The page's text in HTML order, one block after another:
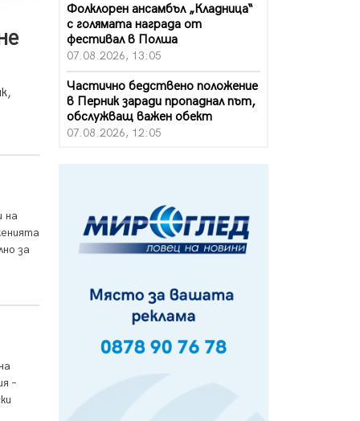
на
за
–
Фолклорен ансамбъл „Кладница“
с голямата награда от
фестивал в Полша
07.08.2026, 13:05
Частично бедствено положение
в Перник заради пропаднал път,
обслужващ важен обект
07.08.2026, 12:05
Първите крачки в помощ на
пенсионерите в Перник, вече са
факт
Пак ограничават камионите по
магистралите в петък и неделя.
07.08.2026, 07:55